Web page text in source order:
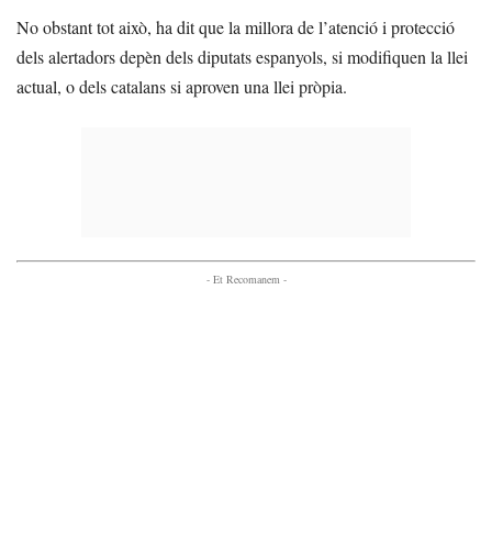
No obstant tot això, ha dit que la millora de l’atenció i protecció
dels alertadors depèn dels diputats espanyols, si modifiquen la llei
actual, o dels catalans si aproven una llei pròpia.
- Et Recomanem -